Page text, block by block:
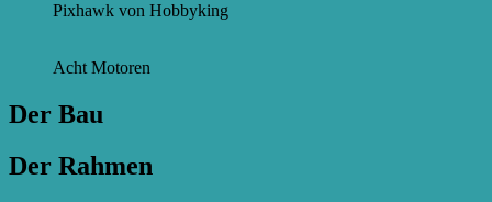
Pixhawk von Hobbyking
Acht Motoren
Der Bau
Der Rahmen